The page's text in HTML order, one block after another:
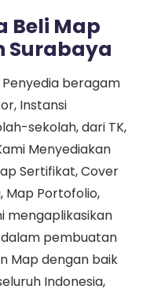
Beli Map
Surabaya
beragam
Instansi
sekolah, dari TK,
Menyediakan
Sertifikat, Cover
Map Portofolio,
mengaplikasikan
pembuatan
Map dengan baik
Indonesia,